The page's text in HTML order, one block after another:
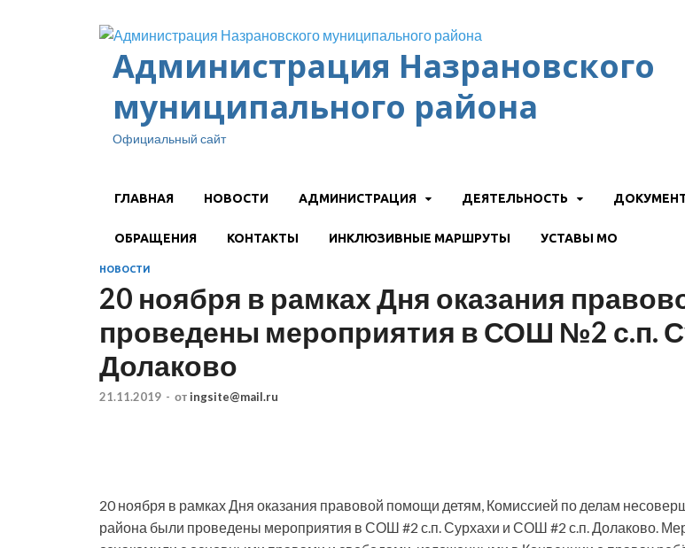
Администрация Назрановского
муниципального района
Официальный сайт
ГЛАВНАЯ НОВОСТИ АДМИНИСТРАЦИЯ ДЕЯТЕЛЬНОСТЬ
ОБРАЩЕНИЯ КОНТАКТЫ ИНКЛЮЗИВНЫЕ МАРШРУТЫ УСТАВЫ МО
НОВОСТИ
20 ноября в рамках Дня оказания
проведены мероприятия в СОШ №2 с.п.
Долаково
21.11.2019 - от ingsite@mail.ru
20 ноября в рамках Дня оказания правовой помощи детям, Комиссией по делам
района были проведены мероприятия в СОШ #2 с.п. Сурхахи и СОШ #2 с.п. Долаково.